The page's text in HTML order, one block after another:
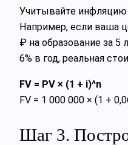
Учитывайте инфляцию
Например, если ваша
₽ на образование за 5
6% в год, реальная
FV = PV × (1 + i)^n
FV = 1 000 000 × (1 +
Шаг 3.